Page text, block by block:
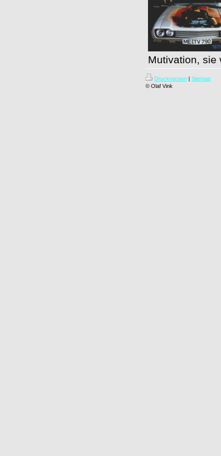
Mutivation, sie
Druckversion | Sitemap
© Olaf Vink